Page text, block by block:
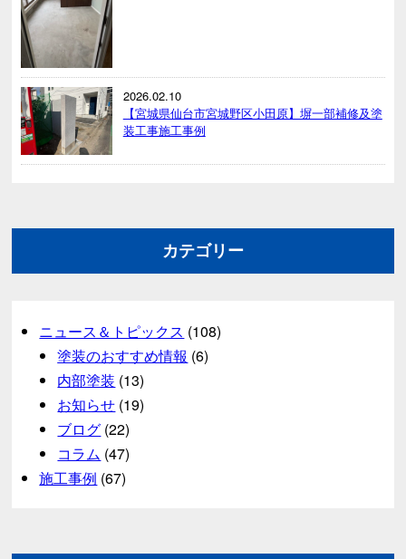
2026.02.10
【宮城県仙台市宮城野区小田原】塀一部補修及塗
装工事施工事例
カテゴリー
ニュース＆トピックス (108)
塗装のおすすめ情報 (6)
内部塗装 (13)
お知らせ (19)
ブログ (22)
コラム (47)
施工事例 (67)